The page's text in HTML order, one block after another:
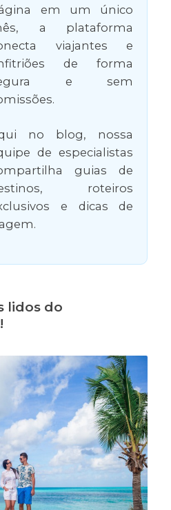
em um único
a plataforma
viajantes e
de forma
e sem
no blog, nossa
de especialistas
guias de
roteiros
e dicas de
lidos do